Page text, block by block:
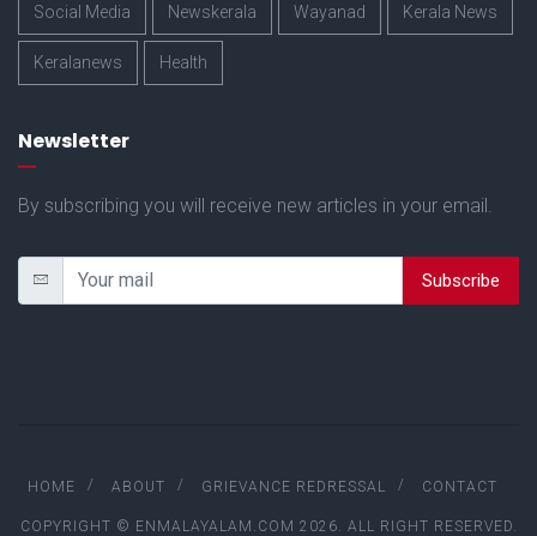
Social Media Newskerala Wayanad Kerala News
Keralanews Health
Newsletter
By subscribing you will receive new articles in your email.
Subscribe
HOME ABOUT GRIEVANCE REDRESSAL CONTACT
COPYRIGHT © ENMALAYALAM.COM 2026. ALL RIGHT RESERVED.